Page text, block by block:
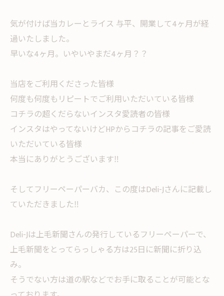
気が付けば当カレーとライス 与平、開業して4ヶ月が経
過いたしました。
早いな4ヶ月。いやいやまだ4ヶ月？？
当店をご利用くださった皆様
何度も何度もリピートでご利用いただいている皆様
コチラの超くだらないインスタ愛読者の皆様
インスタはやってないけどHPからコチラの記事をご愛読
いただいている皆様
本当にありがとうございます‼︎
そしてフリーペーパーバカ、この度はDeli-Jさんに記載し
ていただきました‼︎
Deli-Jは上毛新聞さんの発行しているフリーペーパーで、
上毛新聞をとってらっしゃる方は25日に新聞に折り込
み。
そうでない方は道の駅などでお手に取ることが可能とな